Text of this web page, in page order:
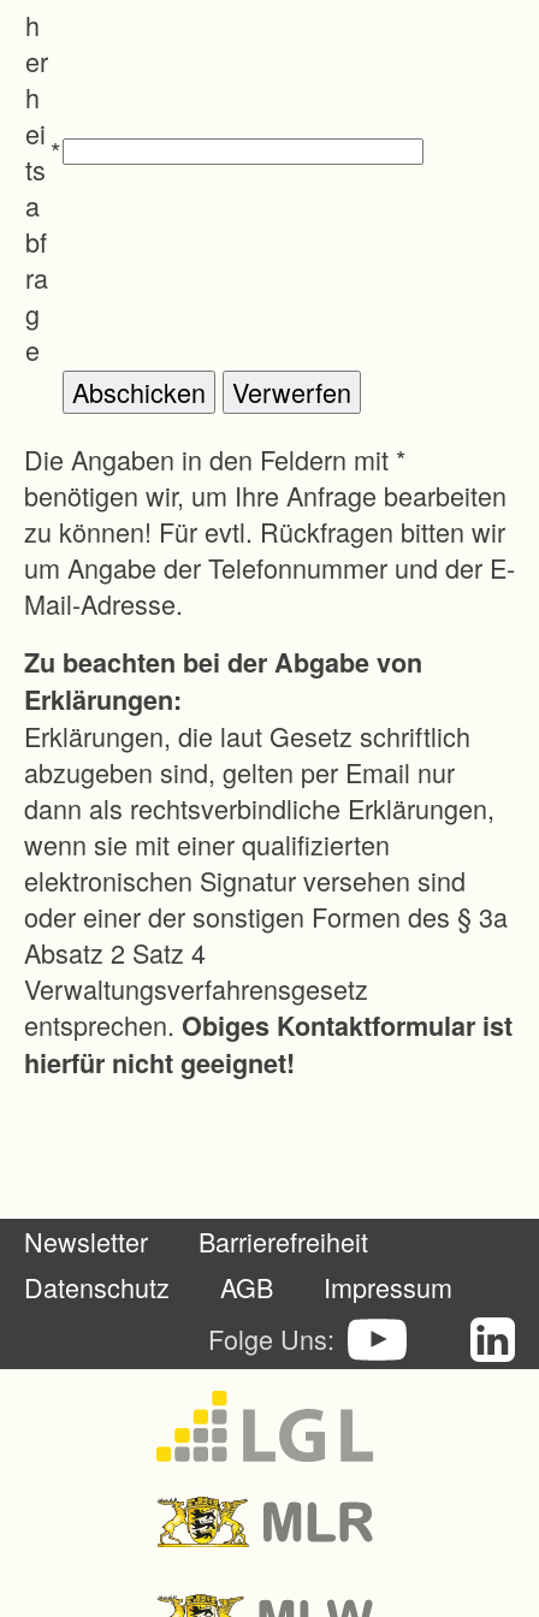
h
er
h
ei
ts
a
bf
ra
g
e
*
Die Angaben in den Feldern mit *
benötigen wir, um Ihre Anfrage bearbeiten
zu können! Für evtl. Rückfragen bitten wir
um Angabe der Telefonnummer und der E-
Mail-Adresse.
Zu beachten bei der Abgabe von
Erklärungen:
Erklärungen, die laut Gesetz schriftlich
abzugeben sind, gelten per Email nur
dann als rechtsverbindliche Erklärungen,
wenn sie mit einer qualifizierten
elektronischen Signatur versehen sind
oder einer der sonstigen Formen des § 3a
Absatz 2 Satz 4
Verwaltungsverfahrensgesetz
entsprechen. Obiges Kontaktformular ist
hierfür nicht geeignet!
Newsletter
Barrierefreiheit
Datenschutz
AGB
Impressum
Folge Uns: